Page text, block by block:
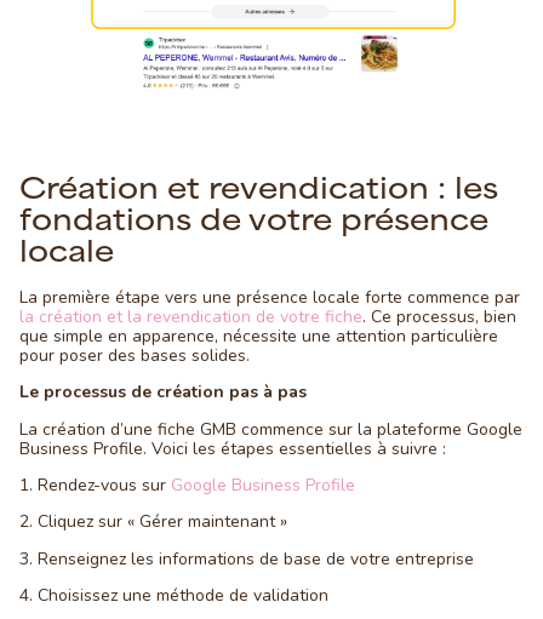
Création et revendication : les
fondations de votre présence
locale
La première étape vers une présence locale forte commence par
la création et la revendication de votre fiche. Ce processus, bien
que simple en apparence, nécessite une attention particulière
pour poser des bases solides.
Le processus de création pas à pas
La création d’une fiche GMB commence sur la plateforme Google
Business Profile. Voici les étapes essentielles à suivre :
1. Rendez-vous sur Google Business Profile
2. Cliquez sur « Gérer maintenant »
3. Renseignez les informations de base de votre entreprise
4. Choisissez une méthode de validation